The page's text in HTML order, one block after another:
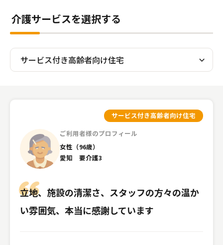
自宅でサービスを受ける
サービスの相談をする
介護のガイド
介護保険サービスについて
介護お役立ちコラム「そらまめ＋」
採用情報
介護サービスを選択する
サービス付き高齢者向け住宅
ご利用者様のプロフィール
女性（96歳）
愛知 要介護3
立地、施設の清潔さ、スタッフの方々の温か
い雰囲気、本当に感謝しています